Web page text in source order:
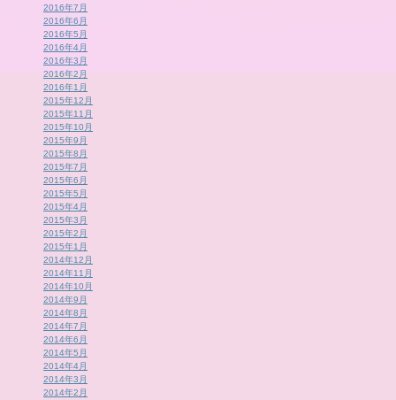
2016年7月
2016年6月
2016年5月
2016年4月
2016年3月
2016年2月
2016年1月
2015年12月
2015年11月
2015年10月
2015年9月
2015年8月
2015年7月
2015年6月
2015年5月
2015年4月
2015年3月
2015年2月
2015年1月
2014年12月
2014年11月
2014年10月
2014年9月
2014年8月
2014年7月
2014年6月
2014年5月
2014年4月
2014年3月
2014年2月